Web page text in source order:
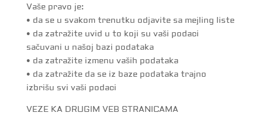
Vaše pravo je:
• da se u svakom trenutku odjavite sa mejling liste
• da zatražite uvid u to koji su vaši podaci
sačuvani u našoj bazi podataka
• da zatražite izmenu vaših podataka
• da zatražite da se iz baze podataka trajno
izbrišu svi vaši podaci
VEZE KA DRUGIM VEB STRANICAMA